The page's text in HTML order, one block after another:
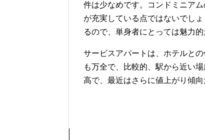
件は少なめです。コンドミニア
が充実している点ではないでし
るので、単身者にとっては魅力的
サービスアパートは、ホテルと
も万全で、比較的、駅から近い
高で、最近はさらに値上がり傾向